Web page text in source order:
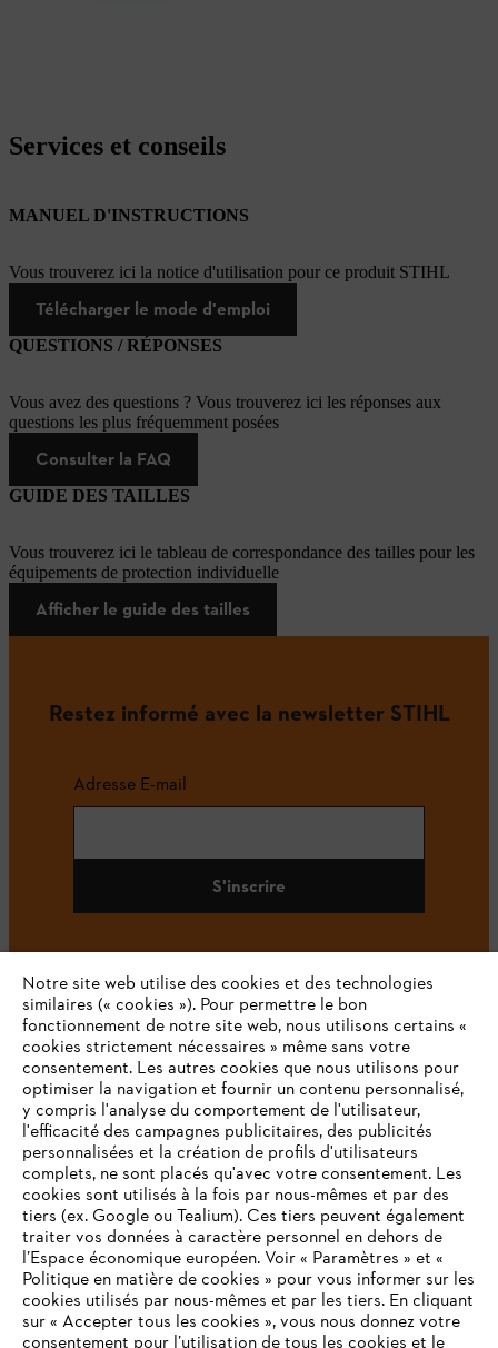
Services et conseils
MANUEL D'INSTRUCTIONS
Vous trouverez ici la notice d'utilisation pour ce produit STIHL
Télécharger le mode d'emploi
QUESTIONS / RÉPONSES
Vous avez des questions ? Vous trouverez ici les réponses aux
questions les plus fréquemment posées
Consulter la FAQ
GUIDE DES TAILLES
Vous trouverez ici le tableau de correspondance des tailles pour les
équipements de protection individuelle
Afficher le guide des tailles
Restez informé avec la newsletter STIHL
Adresse E-mail
S'inscrire
#STIHL
L'Entreprise
STIHL FAQ
Notre site web utilise des cookies et des technologies
similaires (« cookies »). Pour permettre le bon
fonctionnement de notre site web, nous utilisons certains «
cookies strictement nécessaires » même sans votre
consentement. Les autres cookies que nous utilisons pour
optimiser la navigation et fournir un contenu personnalisé,
y compris l'analyse du comportement de l'utilisateur,
l'efficacité des campagnes publicitaires, des publicités
personnalisées et la création de profils d'utilisateurs
complets, ne sont placés qu'avec votre consentement. Les
cookies sont utilisés à la fois par nous-mêmes et par des
tiers (ex. Google ou Tealium). Ces tiers peuvent également
traiter vos données à caractère personnel en dehors de
l’Espace économique européen. Voir « Paramètres » et «
Politique en matière de cookies » pour vous informer sur les
cookies utilisés par nous-mêmes et par les tiers. En cliquant
sur « Accepter tous les cookies », vous nous donnez votre